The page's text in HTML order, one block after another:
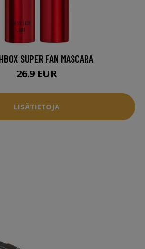
SUPER FAN MASCARA
26.9 EUR
LISÄTIETOJA